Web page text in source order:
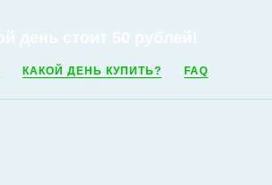
КАКОЙ ДЕНЬ КУПИТЬ? FAQ